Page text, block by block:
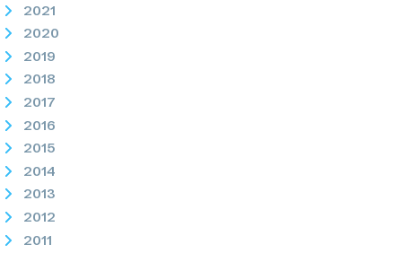
2021
2020
2019
2018
2017
2016
2015
2014
2013
2012
2011